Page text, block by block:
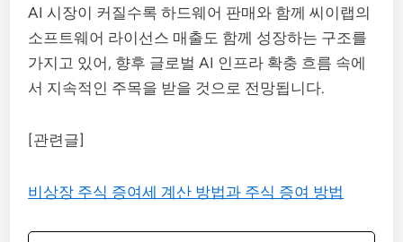
AI 시장이 커질수록 하드웨어 판매와 함께 씨이랩의
소프트웨어 라이선스 매출도 함께 성장하는 구조를
가지고 있어, 향후 글로벌 AI 인프라 확충 흐름 속에
서 지속적인 주목을 받을 것으로 전망됩니다.
[관련글]
비상장 주식 증여세 계산 방법과 주식 증여 방법